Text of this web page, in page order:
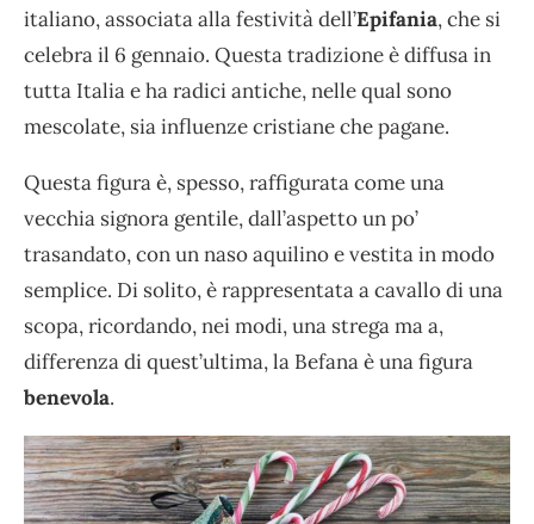
italiano, associata alla festività dell’Epifania, che si
celebra il 6 gennaio. Questa tradizione è diffusa in
tutta Italia e ha radici antiche, nelle qual sono
mescolate, sia influenze cristiane che pagane.
Questa figura è, spesso, raffigurata come una
vecchia signora gentile, dall’aspetto un po’
trasandato, con un naso aquilino e vestita in modo
semplice. Di solito, è rappresentata a cavallo di una
scopa, ricordando, nei modi, una strega ma a,
differenza di quest’ultima, la Befana è una figura
benevola.